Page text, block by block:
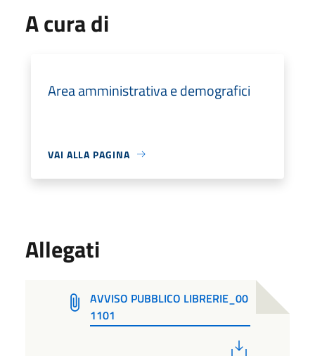
A cura di
Area amministrativa e demografici
VAI ALLA PAGINA
Allegati
AVVISO PUBBLICO LIBRERIE_00
1101